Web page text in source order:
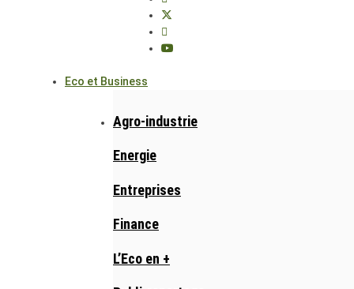
Eco et Business
Agro-industrie
Energie
Entreprises
Finance
L’Eco en +